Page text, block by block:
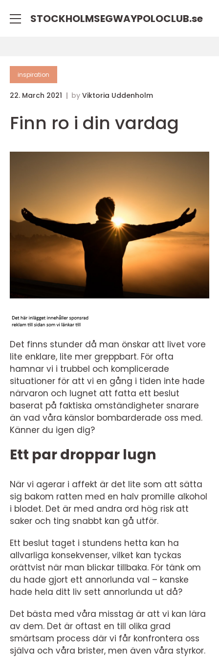
STOCKHOLMSEGWAYPOLOCLUB.se
inspiration
22. March 2021 by Viktoria Uddenholm
Finn ro i din vardag
Det finns stunder då man önskar att livet vore
lite enklare, lite mer greppbart. För ofta
hamnar vi i trubbel och komplicerade
situationer för att vi en gång i tiden inte hade
närvaron och lugnet att fatta ett beslut
baserat på faktiska omständigheter snarare
än vad våra känslor bombarderade oss med.
Känner du igen dig?
Ett par droppar lugn
När vi agerar i affekt är det lite som att sätta
sig bakom ratten med en halv promille alkohol
i blodet. Det är med andra ord hög risk att
saker och ting snabbt kan gå utför.
Ett beslut taget i stundens hetta kan ha
allvarliga konsekvenser, vilket kan tyckas
orättvist när man blickar tillbaka. För tänk om
du hade gjort ett annorlunda val – kanske
hade hela ditt liv sett annorlunda ut då?
Det bästa med våra misstag är att vi kan lära
av dem. Det är oftast en till olika grad
smärtsam process där vi får konfrontera oss
själva och våra brister, men även våra styrkor.